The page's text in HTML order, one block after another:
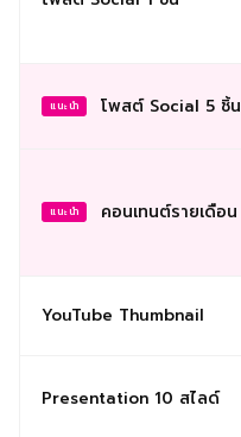
แนะนำ โพสต์ Social 5 ชิ้น
แนะนำ คอนเทนต์รายเดือน
YouTube Thumbnail
Presentation 10 สไลด์